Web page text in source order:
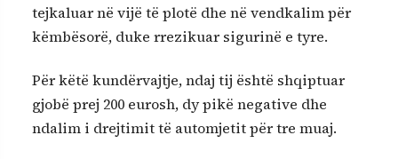
tejkaluar në vijë të plotë dhe në vendkalim për
këmbësorë, duke rrezikuar sigurinë e tyre.
Për këtë kundërvajtje, ndaj tij është shqiptuar
gjobë prej 200 eurosh, dy pikë negative dhe
ndalim i drejtimit të automjetit për tre muaj.